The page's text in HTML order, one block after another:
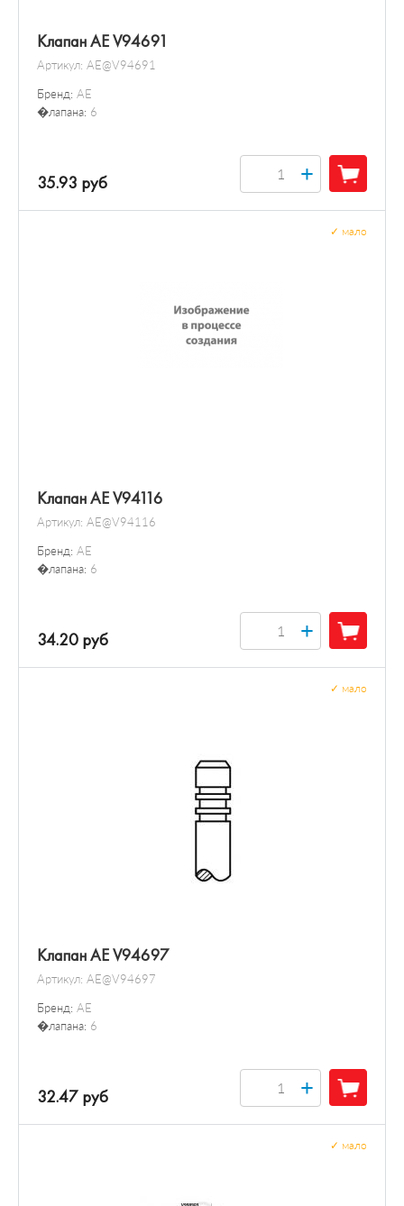
Клапан AE V94691
Артикул: AE@V94691
Бренд: AE
�лапана: 6
35.93 руб +
Клапан AE V94116
Артикул: AE@V94116
Бренд: AE
�лапана: 6
мало
34.20 руб +
Клапан AE V94697
Артикул: AE@V94697
Бренд: AE
�лапана: 6
мало
32.47 руб +
мало